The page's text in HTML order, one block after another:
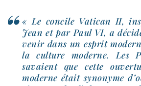
« Le concile Vatican II,
Jean et par Paul VI, a
ve­nir dans un esprit
la culture moderne. Les
savaient que cette
moderne était syno­nyme